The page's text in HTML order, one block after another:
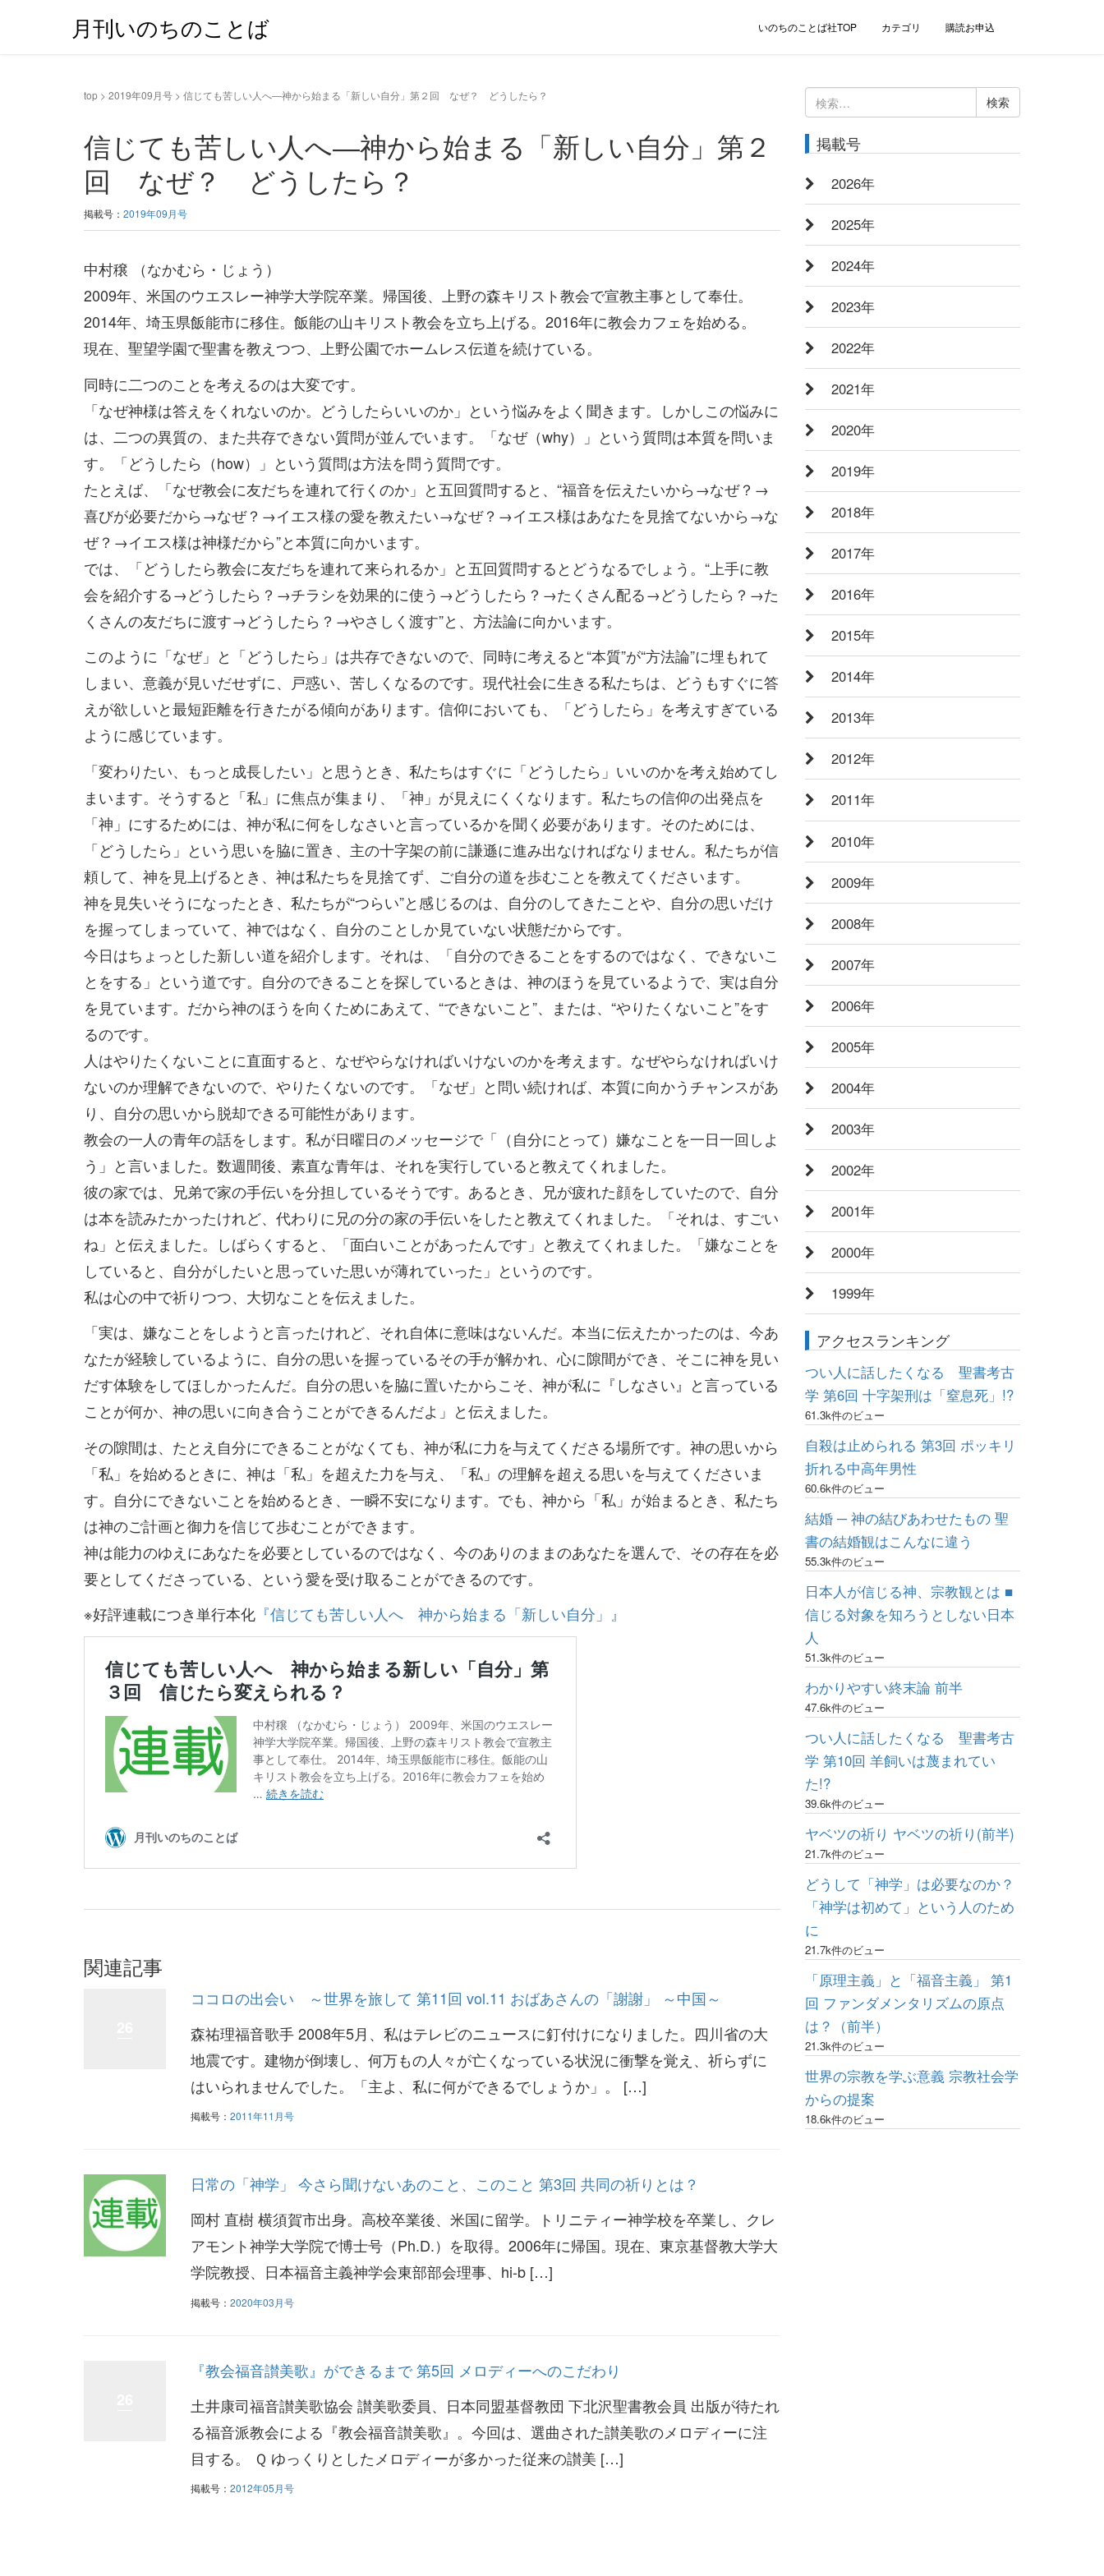
月刊いのちのことば いのちのことば社TOP カテゴリ 購読お申込
top > 2019年09月号 > 信じても苦しい人へ―神から始まる「新しい自分」第２回 なぜ？ どうしたら？
信じても苦しい人へ―神から始まる「新しい自分」第２
回 なぜ？ どうしたら？
掲載号： 2019年09月号
中村穣 （なかむら・じょう）
2009年、米国のウエスレー神学大学院卒業。帰国後、上野の森キリスト教会で宣教主事として奉仕。
2014年、埼玉県飯能市に移住。飯能の山キリスト教会を立ち上げる。2016年に教会カフェを始める。
現在、聖望学園で聖書を教えつつ、上野公園でホームレス伝道を続けている。
同時に二つのことを考えるのは大変です。
「なぜ神様は答えをくれないのか。どうしたらいいのか」という悩みをよく聞きます。しかしこの悩みに
は、二つの異質の、また共存できない質問が並んでいます。「なぜ（why）」という質問は本質を問いま
す。「どうしたら（how）」という質問は方法を問う質問です。
たとえば、「なぜ教会に友だちを連れて行くのか」と五回質問すると、“福音を伝えたいから→なぜ？→
喜びが必要だから→なぜ？→イエス様の愛を教えたい→なぜ？→イエス様はあなたを見捨てないから→な
ぜ？→イエス様は神様だから”と本質に向かいます。
では、「どうしたら教会に友だちを連れて来られるか」と五回質問するとどうなるでしょう。“上手に教
会を紹介する→どうしたら？→チラシを効果的に使う→どうしたら？→たくさん配る→どうしたら？→た
くさんの友だちに渡す→どうしたら？→やさしく渡す”と、方法論に向かいます。
このように「なぜ」と「どうしたら」は共存できないので、同時に考えると“本質”が“方法論”に埋もれて
しまい、意義が見いだせずに、戸惑い、苦しくなるのです。現代社会に生きる私たちは、どうもすぐに答
えが欲しいと最短距離を行きたがる傾向があります。信仰においても、「どうしたら」を考えすぎている
ように感じています。
「変わりたい、もっと成長したい」と思うとき、私たちはすぐに「どうしたら」いいのかを考え始めてし
まいます。そうすると「私」に焦点が集まり、「神」が見えにくくなります。私たちの信仰の出発点を
「神」にするためには、神が私に何をしなさいと言っているかを聞く必要があります。そのためには、
「どうしたら」という思いを脇に置き、主の十字架の前に謙遜に進み出なければなりません。私たちが信
頼して、神を見上げるとき、神は私たちを見捨てず、ご自分の道を歩むことを教えてくださいます。
神を見失いそうになったとき、私たちが“つらい”と感じるのは、自分のしてきたことや、自分の思いだけ
を握ってしまっていて、神ではなく、自分のことしか見ていない状態だからです。
今日はちょっとした新しい道を紹介します。それは、「自分のできることをするのではなく、できないこ
とをする」という道です。自分のできることを探しているときは、神のほうを見ているようで、実は自分
を見ています。だから神のほうを向くためにあえて、“できないこと”、または、“やりたくないこと”をす
るのです。
人はやりたくないことに直面すると、なぜやらなければいけないのかを考えます。なぜやらなければいけ
ないのか理解できないので、やりたくないのです。「なぜ」と問い続ければ、本質に向かうチャンスがあ
り、自分の思いから脱却できる可能性があります。
教会の一人の青年の話をします。私が日曜日のメッセージで「（自分にとって）嫌なことを一日一回しよ
う」と言いました。数週間後、素直な青年は、それを実行していると教えてくれました。
彼の家では、兄弟で家の手伝いを分担しているそうです。あるとき、兄が疲れた顔をしていたので、自分
は本を読みたかったけれど、代わりに兄の分の家の手伝いをしたと教えてくれました。「それは、すごい
ね」と伝えました。しばらくすると、「面白いことがあったんです」と教えてくれました。「嫌なことを
していると、自分がしたいと思っていた思いが薄れていった」というのです。
私は心の中で祈りつつ、大切なことを伝えました。
「実は、嫌なことをしようと言ったけれど、それ自体に意味はないんだ。本当に伝えたかったのは、今あ
なたが経験しているように、自分の思いを握っているその手が解かれ、心に隙間ができ、そこに神を見い
だす体験をしてほしかったんだ。自分の思いを脇に置いたからこそ、神が私に『しなさい』と言っている
ことが何か、神の思いに向き合うことができるんだよ」と伝えました。
その隙間は、たとえ自分にできることがなくても、神が私に力を与えてくださる場所です。神の思いから
「私」を始めるときに、神は「私」を超えた力を与え、「私」の理解を超える思いを与えてくださいま
す。自分にできないことを始めるとき、一瞬不安になります。でも、神から「私」が始まるとき、私たち
は神のご計画と御力を信じて歩むことができます。
神は能力のゆえにあなたを必要としているのではなく、今のありのままのあなたを選んで、その存在を必
要としてくださっている、という愛を受け取ることができるのです。
※好評連載につき単行本化 『信じても苦しい人へ 神から始まる「新しい自分」』
関連記事
ココロの出会い ～世界を旅して 第11回 vol.11 おばあさんの「謝謝」 ～中国～
森祐理福音歌手 2008年5月、私はテレビのニュースに釘付けになりました。四川省の大
地震です。建物が倒壊し、何万もの人々が亡くなっている状況に衝撃を覚え、祈らずに
はいられませんでした。「主よ、私に何ができるでしょうか」。 […]
掲載号： 2011年11月号
日常の「神学」 今さら聞けないあのこと、このこと 第3回 共同の祈りとは？
岡村 直樹 横須賀市出身。高校卒業後、米国に留学。トリニティー神学校を卒業し、クレ
アモント神学大学院で博士号（Ph.D.）を取得。2006年に帰国。現在、東京基督教大学大
学院教授、日本福音主義神学会東部部会理事、hi-b […]
掲載号： 2020年03月号
『教会福音讃美歌』ができるまで 第5回 メロディーへのこだわり
土井康司福音讃美歌協会 讃美歌委員、日本同盟基督教団 下北沢聖書教会員 出版が待たれ
る福音派教会による『教会福音讃美歌』。今回は、選曲された讃美歌のメロディーに注
目する。 Ｑ ゆっくりとしたメロディーが多かった従来の讃美 […]
掲載号： 2012年05月号
検
索:
掲載号
2026年
2025年
2024年
2023年
2022年
2021年
2020年
2019年
2018年
2017年
2016年
2015年
2014年
2013年
2012年
2011年
2010年
2009年
2008年
2007年
2006年
2005年
2004年
2003年
2002年
2001年
2000年
1999年
アクセスランキング
つい人に話したくなる 聖書考古
学 第6回 十字架刑は「窒息死」!?
61.3k件のビュー
自殺は止められる 第3回 ポッキリ
折れる中高年男性
60.6k件のビュー
結婚 ─ 神の結びあわせたもの 聖
書の結婚観はこんなに違う
55.3k件のビュー
日本人が信じる神、宗教観とは ■
信じる対象を知ろうとしない日本
人
51.3k件のビュー
わかりやすい終末論 前半
47.6k件のビュー
つい人に話したくなる 聖書考古
学 第10回 羊飼いは蔑まれてい
た!?
39.6k件のビュー
ヤベツの祈り ヤベツの祈り(前半)
21.7k件のビュー
どうして「神学」は必要なのか？
「神学は初めて」という人のため
に
21.7k件のビュー
「原理主義」と「福音主義」 第1
回 ファンダメンタリズムの原点
は？（前半）
21.3k件のビュー
世界の宗教を学ぶ意義 宗教社会学
からの提案
18.6k件のビュー